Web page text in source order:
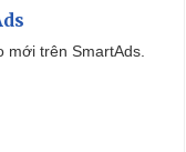
trên SmartAds.